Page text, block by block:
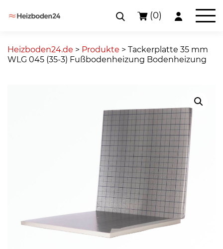
content
(0)
Heizboden24.de > Produkte > Tackerplatte 35 mm
WLG 045 (35-3) Fußbodenheizung Bodenheizung